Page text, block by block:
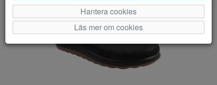
Hantera cookies
Läs mer om cookies